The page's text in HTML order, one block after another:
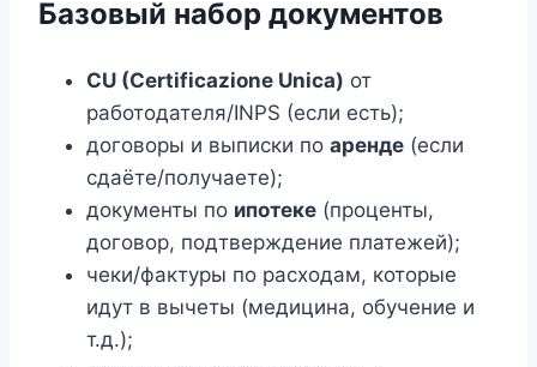
Базовый набор документов
CU (Certificazione Unica) от
работодателя/INPS (если есть);
договоры и выписки по аренде (если
сдаёте/получаете);
документы по ипотеке (проценты,
договор, подтверждение платежей);
чеки/фактуры по расходам, которые
идут в вычеты (медицина, обучение и
т.д.);